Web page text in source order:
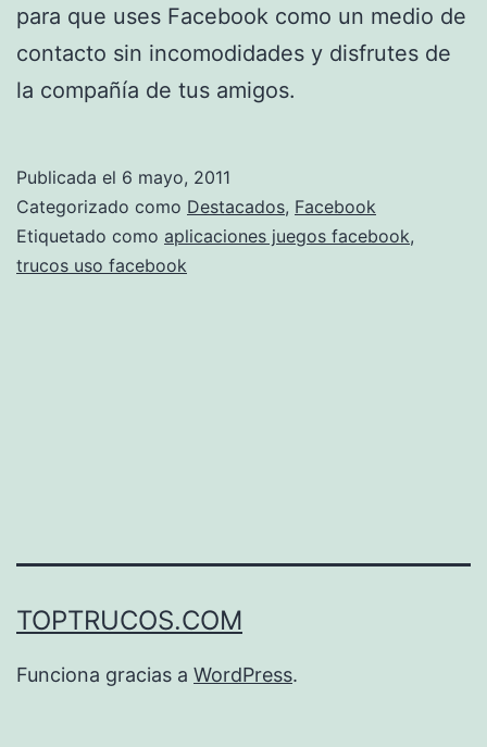
para que uses Facebook como un medio de
contacto sin incomodidades y disfrutes de
la compañía de tus amigos.
Publicada el 6 mayo, 2011
Categorizado como Destacados, Facebook
Etiquetado como aplicaciones juegos facebook,
trucos uso facebook
TOPTRUCOS.COM
Funciona gracias a WordPress.